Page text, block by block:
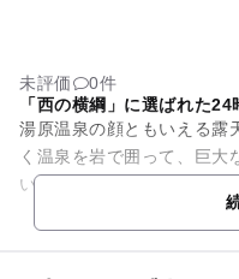
未評価
0件
「西の横綱」に選ばれた
湯原温泉の顔ともいえる露
く温泉を岩で囲って、巨大
いるものです。川底の砂を
とから「砂噴き湯」または